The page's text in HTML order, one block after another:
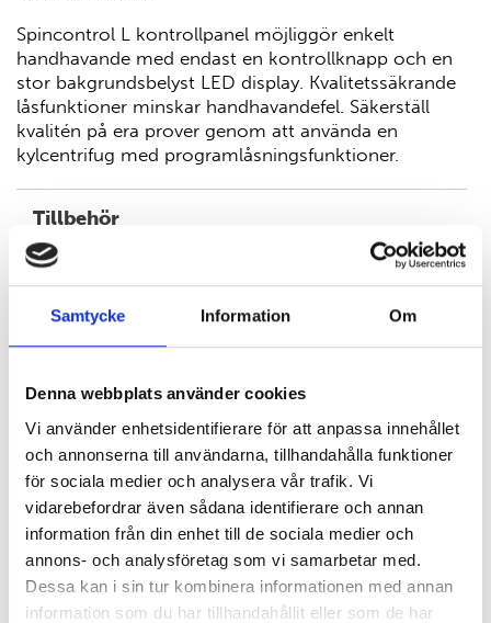
Samtycke Information Om
Denna webbplats använder cookies
Vi använder enhetsidentifierare för att anpassa innehållet
och annonserna till användarna, tillhandahålla funktioner
för sociala medier och analysera vår trafik. Vi
vidarebefordrar även sådana identifierare och annan
information från din enhet till de sociala medier och
annons- och analysföretag som vi samarbetar med.
Dessa kan i sin tur kombinera informationen med annan
information som du har tillhandahållit eller som de har
Spincontrol L kontrollpanel möjliggör enkelt
handhavande med endast en kontrollknapp och en
stor bakgrundsbelyst LED display. Kvalitetssäkrande
låsfunktioner minskar handhavandefel. Säkerställ
kvalitén på era prover genom att använda en
kylcentrifug med programlåsningsfunktioner.
Tillbehör
Vi erbjuder flera olika rotorer till centrifugen, se
Dokumentation
EC declaration
KONTAKTA OSS HÄR